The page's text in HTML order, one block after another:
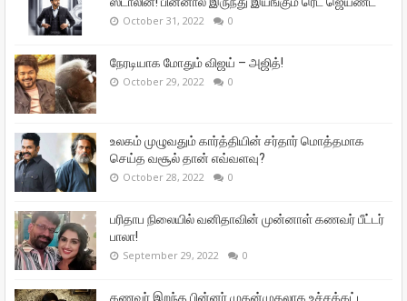
October 31, 2022 0
நேரடியாக மோதும் விஜய் – அஜித்!
October 29, 2022 0
உலகம் முழுவதும் கார்த்தியின் சர்தார் மொத்தமாக
செய்த வசூல் தான் எவ்வளவு?
October 28, 2022 0
பரிதாப நிலையில் வனிதாவின் முன்னாள் கணவர் பீட்டர்
பாலா!
September 29, 2022 0
கணவர் இறந்த பின்னர் முதன்முதலாக உச்சக்கட்ட